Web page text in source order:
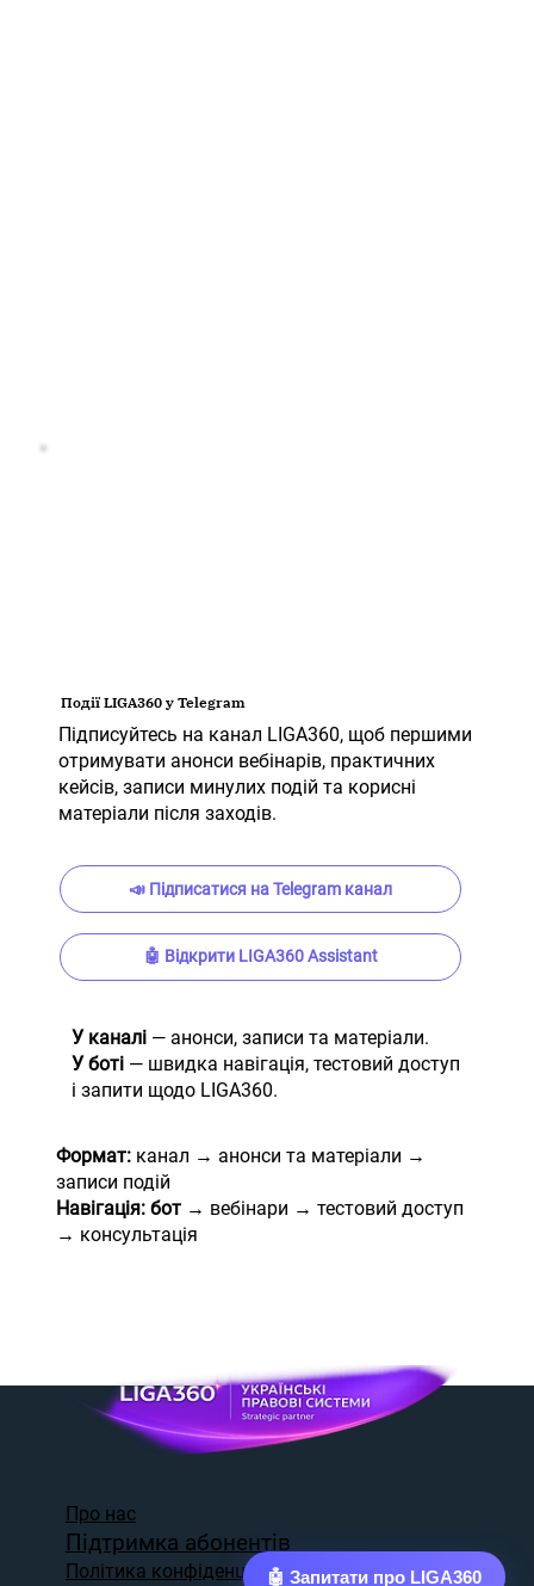
Події LIGA360 у Telegram
Підписуйтесь на канал LIGA360, щоб першими
отримувати анонси вебінарів, практичних
кейсів, записи минулих подій та корисні
матеріали після заходів.
📣 Підписатися на Telegram канал
🤖 Відкрити LIGA360 Assistant
У каналі — анонси, записи та матеріали.
У боті— швидка навігація, тестовий доступ
і запити щодо LIGA360.
Формат: канал → анонси та матеріали →
записи подій
Навігація: бот → вебінари → тестовий доступ
→ консультація
Про нас
Підтримка абонентів
Політика конфіденційності🤖 Запитати про LIGA360